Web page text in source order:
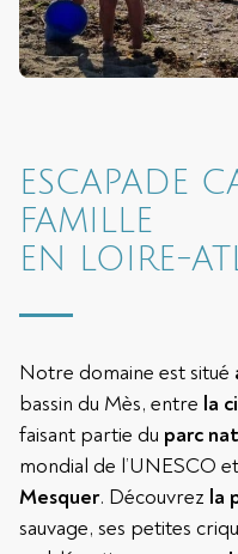
ESCAPADE
FAMILLE
EN LOIRE-
Notre domaine est situé
bassin du Mès, entre la
faisant partie du parc
mondial de l’UNESCO
Mesquer. Découvrez la
sauvage, ses petites